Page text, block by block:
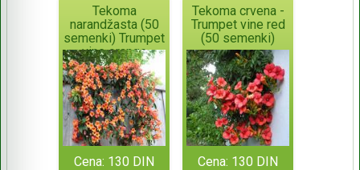
Tekoma
narandžasta (50
semenki) Trumpet
vine orange
Cena: 130 DIN
Tekoma crvena -
Trumpet vine red
(50 semenki)
Cena: 130 DIN